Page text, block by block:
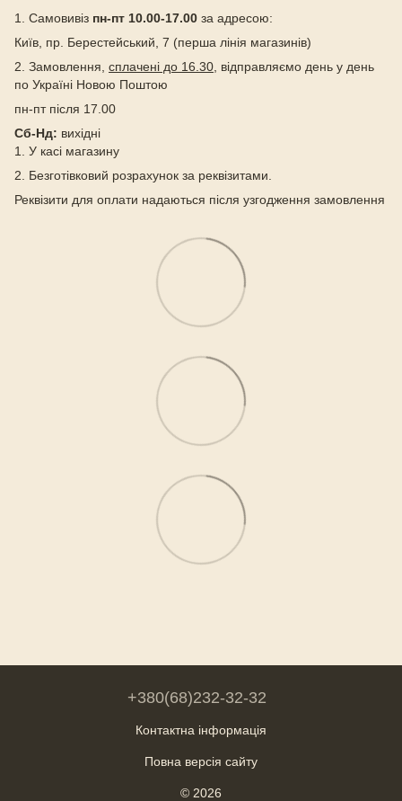
1. Самовивіз пн-пт 10.00-17.00 за адресою:
Київ, пр. Берестейський, 7 (перша лінія магазинів)
2. Замовлення, сплачені до 16.30, відправляємо день у день
по Україні Новою Поштою
пн-пт після 17.00
Сб-Нд: вихідні
1. У касі магазину
2. Безготівковий розрахунок за реквізитами.
Реквізити для оплати надаються після узгодження замовлення
+380(68)232-32-32
Контактна інформація
Повна версія сайту
© 2026